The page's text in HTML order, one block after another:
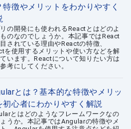
特徴やメリットをわかりやすく
の開発にも使われるReactとはどのよ
のなのでしょうか。本記事ではReact
されている理由やReactの特徴、
を使用するメリットや使い方などを解
います。Reactについて知りたい方は
考にしてください。
とは？基本的な特徴やメリッ
初心者にわかりやすく解説
とはどのようなフレームワークなの
うか。本記事ではAngularの特徴やメ